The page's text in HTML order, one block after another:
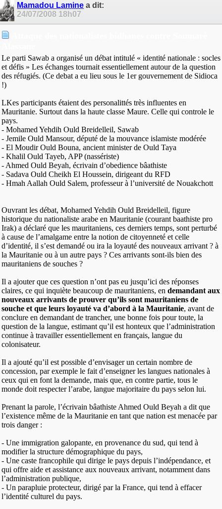
Mamadou Lamine a dit:
24/07/2008 18h07
Le parti Sawab a organisé un débat intitulé « identité nationale : socles
et défis » Les échanges tournait essentiellement autour de la question
des réfugiés. (Ce debat a eu lieu sous le 1er gouvernement de Sidioca
!)
LKes participants étaient des personalittés très influentes en
Mauritanie. Surtout dans la haute classe Maure. Celle qui controle le
pays.
- Mohamed Yehdih Ould Breidelleil, Sawab
- Jemile Ould Mansour, député de la mouvance islamiste modérée
- El Moudir Ould Bouna, ancient minister de Ould Taya
- Khalil Ould Tayeb, APP (nassériste)
- Ahmed Ould Beyah, écrivain d’obedience bâathiste
- Sadava Ould Cheikh El Houssein, dirigeant du RFD
- Hmah Aallah Ould Salem, professeur à l’université de Nouakchott
Ouvrant les débat, Mohamed Yehdih Ould Breidelleil, figure
historique du nationaliste arabe en Mauritanie (courant baathiste pro
Irak) a déclaré que les mauritaniens, ces derniers temps, sont perturbé
à cause de l’amalgame entre la notion de citoyenneté et celle
d’identité, il s’est demandé ou ira la loyauté des nouveaux arrivant ? à
la Mauritanie ou à un autre pays ? Ces arrivants sont-ils bien des
mauritaniens de souches ?
Il a ajouter que ces question n’ont pas eu jusqu’ici des réponses
claires, ce qui inquiète beaucoup de mauritaniens, en demandant aux
nouveaux arrivants de prouver qu’ils sont mauritaniens de
souche et que leurs loyauté va d’abord à la Mauritanie, avant de
conclure en demandant de trancher, une bonne fois pour toute, la
question de la langue, estimant qu’il est honteux que l’administration
continue à travailler essentiellement en français, langue du
colonisateur.
Il a ajouté qu’il est possible d’envisager un certain nombre de
concession, par exemple le fait d’enseigner les langues nationales à
ceux qui en font la demande, mais que, en contre partie, tous le
monde doit respecter l’arabe, langue majoritaire du pays selon lui.
Prenant la parole, l’écrivain bâathiste Ahmed Ould Beyah a dit que
l’existence même de la Mauritanie en tant que nation est menacée par
trois danger :
- Une immigration galopante, en provenance du sud, qui tend à
modifier la structure démographique du pays,
- Une caste francophile qui dirige le pays depuis l’indépendance, et
qui offre aide et assistance aux nouveaux arrivant, notamment dans
l’administration publique,
- Un parapluie protecteur, dirigé par la France, qui tend à effacer
l’identité culturel du pays.